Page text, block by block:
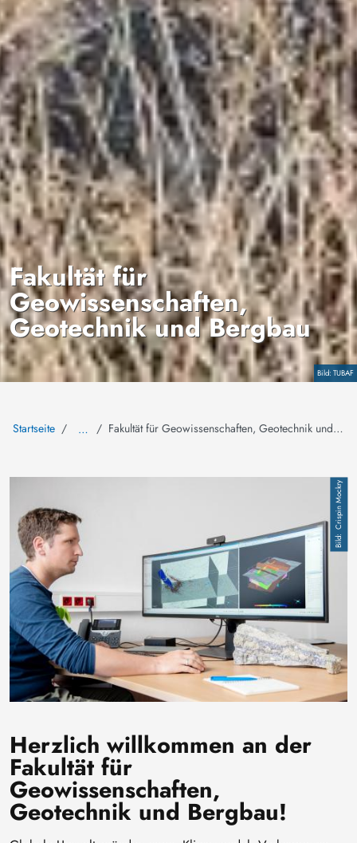
Copyright
TUBAF
Fakultät für
Geowissenschaften,
Geotechnik und Bergbau
Startseite … Fakultät für Geowissenschaften, Geotechnik und Bergbau
Crispin Mockry
Herzlich willkommen an der
Fakultät für
Geowissenschaften,
Geotechnik und Bergbau!